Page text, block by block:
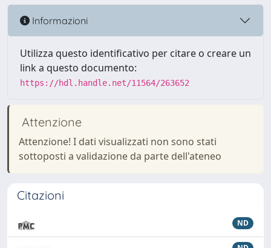
Informazioni
Utilizza questo identificativo per citare o creare un
link a questo documento:
https://hdl.handle.net/11564/263652
Attenzione
Attenzione! I dati visualizzati non sono stati
sottoposti a validazione da parte dell'ateneo
Citazioni
ND